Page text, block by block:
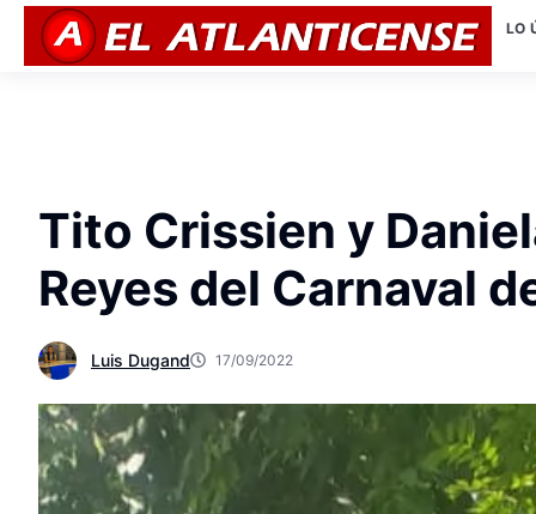
LO
Tito Crissien y
Reyes del Carnaval
Luis Dugand 17/09/2022